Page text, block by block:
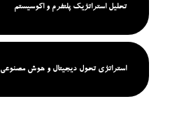
تحلیل استراتژیک پلتفرم و اکوسیستم
استراتژی تحول دیجیتال و هوش مصنوعی